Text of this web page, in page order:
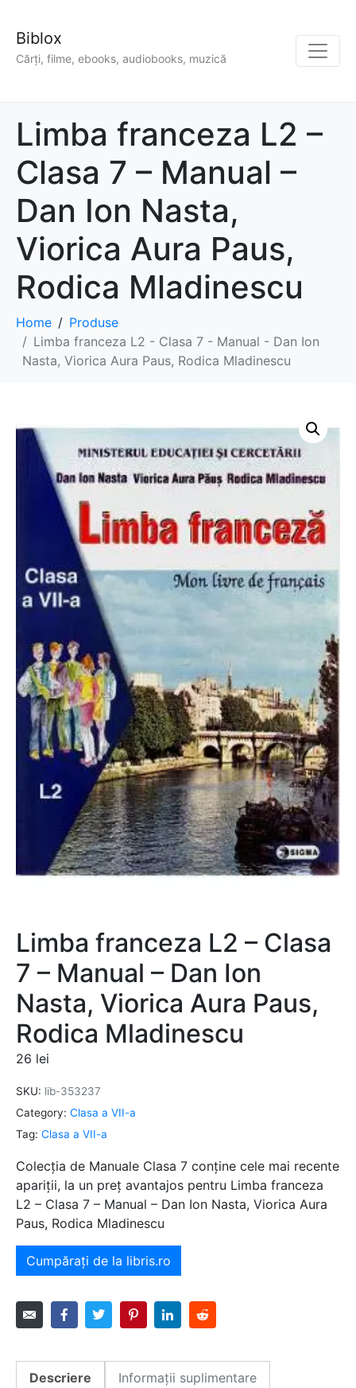
Biblox
Cărți, filme, ebooks, audiobooks, muzică
Limba franceza L2 –
Clasa 7 – Manual –
Dan Ion Nasta,
Viorica Aura Paus,
Rodica Mladinescu
Home
Produse
Limba franceza L2 - Clasa 7 - Manual - Dan Ion
Nasta, Viorica Aura Paus, Rodica Mladinescu
Limba franceza L2 – Clasa
7 – Manual – Dan Ion
Nasta, Viorica Aura Paus,
Rodica Mladinescu
26 lei
SKU: lib-353237
Category: Clasa a VII-a
Tag: Clasa a VII-a
Colecția de Manuale Clasa 7 conține cele mai recente
apariții, la un preț avantajos pentru Limba franceza
L2 – Clasa 7 – Manual – Dan Ion Nasta, Viorica Aura
Paus, Rodica Mladinescu
Cumpărați de la libris.ro
Descriere Informații suplimentare